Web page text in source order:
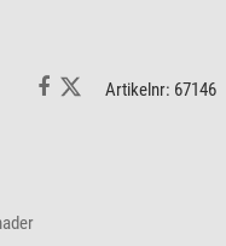
Artikelnr: 67146